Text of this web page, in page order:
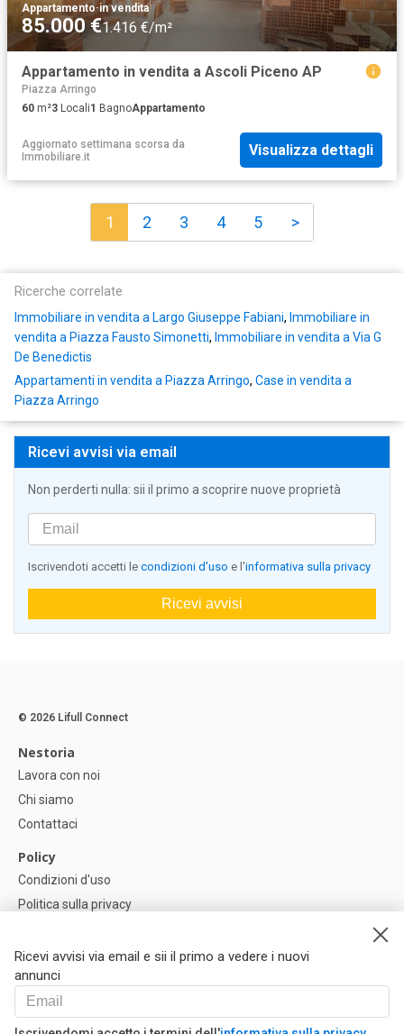
Appartamento·in vendita
85.000 €1.416 €/m²
Appartamento in vendita a Ascoli Piceno AP
Piazza Arringo
60 m²3 Locali1 BagnoAppartamento
Aggiornato settimana scorsa da
Immobiliare.it
Visualizza dettagli
1 2 3 4 5 >
Ricerche correlate
Immobiliare in vendita a Largo Giuseppe Fabiani, Immobiliare in
vendita a Piazza Fausto Simonetti, Immobiliare in vendita a Via G
De Benedictis
Appartamenti in vendita a Piazza Arringo, Case in vendita a
Piazza Arringo
Ricevi avvisi via email
Non perderti nulla: sii il primo a scoprire nuove proprietà
Iscrivendoti accetti le condizioni d'uso e l'informativa sulla privacy
Ricevi avvisi
Ricevi avvisi via email e sii il primo a vedere i nuovi
annunci
© 2026 Lifull Connect
Nestoria
Lavora con noi
Chi siamo
Contattaci
Policy
Condizioni d'uso
Politica sulla privacy
Impostazioni dei cookie
Help
FAQ